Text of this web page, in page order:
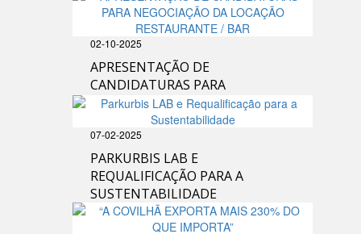
02-10-2025
APRESENTAÇÃO DE
CANDIDATURAS PARA
NEGOCIAÇÃO DA LOCAÇÃO
RESTAURANTE / BAR
07-02-2025
PARKURBIS LAB E
REQUALIFICAÇÃO PARA A
SUSTENTABILIDADE